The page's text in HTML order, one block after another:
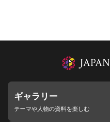
ギャラリー
テーマや人物の資料を楽しむ